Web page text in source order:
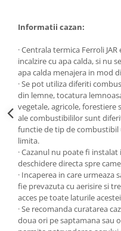
Aparate de Aer conditionat
Aparate de Aer
btu
Aparate de Aer
btu
Aparate de Aer conditionat
btu
Panouri solare
Panouri solare presurizate
nepresurizate
Accesorii Panouri solare
Pompe de circulaţie pentru
instalaţiile termice solare
Informatii cazan:
· Centrala termica Ferroli
incalzire cu apa calda, si nu
apa calda menajera in mod
· Se pot utiliza diferiti
din lemne, tocatura
vegetale, agricole, forestiere
ale combustibililor sunt
functie de tip de
limita.
· Cazanul nu poate fi
deschidere directa spre
· Incaperea in care urmeaza
fie prevazuta cu aerisire si
acces pe toate laturile
· Se recomanda curatarea
doua ori pe saptamana sau